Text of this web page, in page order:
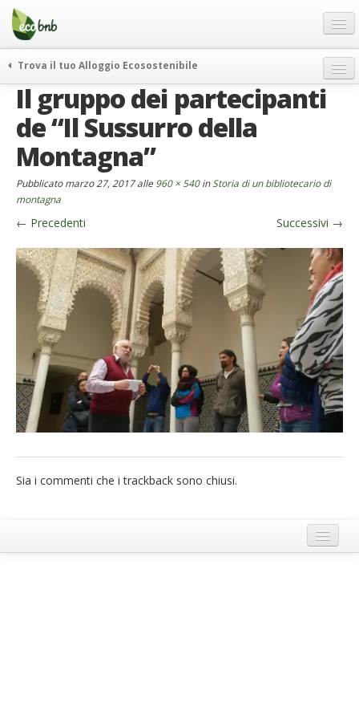
Menu
Salta
contenuto
Offerte Speciali
Regali
FAQ
Chi Siamo
Partner
Contatti
Italiano
German
English
Spanish
French
Italiano
Trova il tuo Alloggio Ecosostenibile
weekend green
itinerari
curiosità
vivere e viaggiare verde
news ed eventi
Il gruppo dei partecipanti
de “Il Sussurro della
Montagna”
Pubblicatomarzo 27, 2017alle 960 × 540in Storia di un bibliotecario di
montagna
← Precedenti Successivi →
Sia i commenti che i trackback sono chiusi.